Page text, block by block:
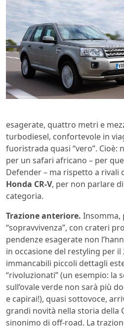
esagerate, quattro metri e
turbodiesel, confortevole in
fuoristrada quasi “vero”.
per un safari africano – per
Defender – ma rispetto a rivali
Honda CR-V, per non parlare di
categoria.
Trazione anteriore. Insomma,
“sopravvivenza”, con crateri
pendenze esagerate non
in occasione del restyling per il
immancabili piccoli dettagli
“rivoluzionati” (un esempio: la
sull’ovale verde non sarà più
e capirai!), quasi sottovoce,
grandi novità nella storia della
sinonimo di off-road. La